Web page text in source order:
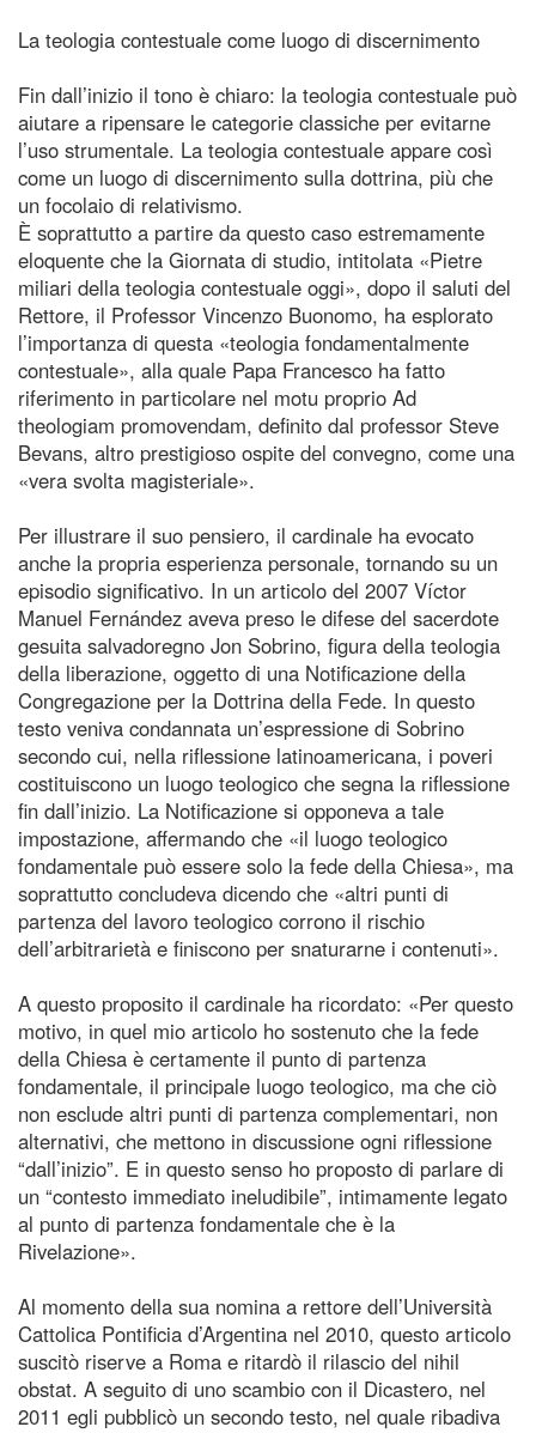
La teologia contestuale come luogo di discernimento
Fin dall’inizio il tono è chiaro: la teologia contestuale può
aiutare a ripensare le categorie classiche per evitarne
l’uso strumentale. La teologia contestuale appare così
come un luogo di discernimento sulla dottrina, più che
un focolaio di relativismo.
È soprattutto a partire da questo caso estremamente
eloquente che la Giornata di studio, intitolata «Pietre
miliari della teologia contestuale oggi», dopo il saluti del
Rettore, il Professor Vincenzo Buonomo, ha esplorato
l’importanza di questa «teologia fondamentalmente
contestuale», alla quale Papa Francesco ha fatto
riferimento in particolare nel motu proprio Ad
theologiam promovendam, definito dal professor Steve
Bevans, altro prestigioso ospite del convegno, come una
«vera svolta magisteriale».
Per illustrare il suo pensiero, il cardinale ha evocato
anche la propria esperienza personale, tornando su un
episodio significativo. In un articolo del 2007 Víctor
Manuel Fernández aveva preso le difese del sacerdote
gesuita salvadoregno Jon Sobrino, figura della teologia
della liberazione, oggetto di una Notificazione della
Congregazione per la Dottrina della Fede. In questo
testo veniva condannata un’espressione di Sobrino
secondo cui, nella riflessione latinoamericana, i poveri
costituiscono un luogo teologico che segna la riflessione
fin dall’inizio. La Notificazione si opponeva a tale
impostazione, affermando che «il luogo teologico
fondamentale può essere solo la fede della Chiesa», ma
soprattutto concludeva dicendo che «altri punti di
partenza del lavoro teologico corrono il rischio
dell’arbitrarietà e finiscono per snaturarne i contenuti».
A questo proposito il cardinale ha ricordato: «Per questo
motivo, in quel mio articolo ho sostenuto che la fede
della Chiesa è certamente il punto di partenza
fondamentale, il principale luogo teologico, ma che ciò
non esclude altri punti di partenza complementari, non
alternativi, che mettono in discussione ogni riflessione
“dall’inizio”. E in questo senso ho proposto di parlare di
un “contesto immediato ineludibile”, intimamente legato
al punto di partenza fondamentale che è la
Rivelazione».
Al momento della sua nomina a rettore dell’Università
Cattolica Pontificia d’Argentina nel 2010, questo articolo
suscitò riserve a Roma e ritardò il rilascio del nihil
obstat. A seguito di uno scambio con il Dicastero, nel
2011 egli pubblicò un secondo testo, nel quale ribadiva